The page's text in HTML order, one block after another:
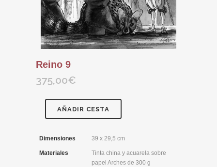
Reino 9
375,00€
AÑADIR CESTA
Dimensiones 39 x 29,5 cm
Materiales
Tinta china y acuarela sobre
papel Arches de 300 g